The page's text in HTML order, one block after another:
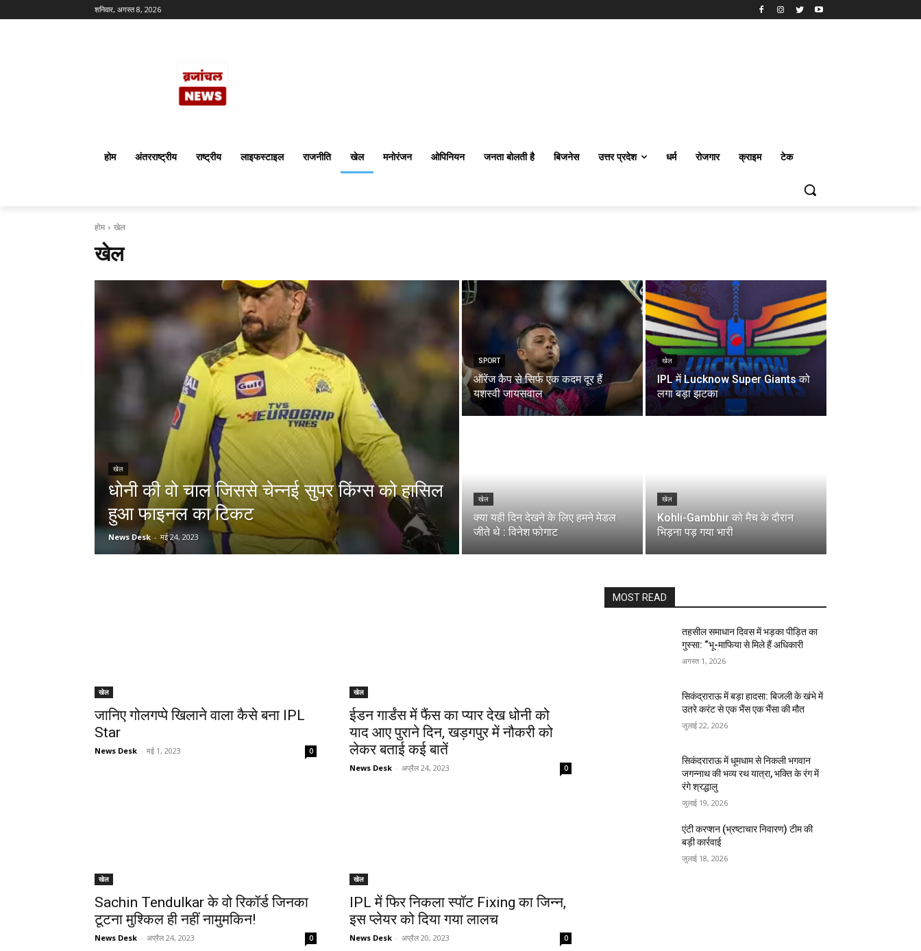
शनिवार, अगस्त 8, 2026
होम अंतरराष्ट्रीय राष्ट्रीय लाइफस्टाइल राजनीति खेल मनोरंजन ओपिनियन जनता बोलती है बिजनेस उत्तर प्रदेश धर्म रोजगार क्राइम टेक
होम खेल
खेल
खेल
धोनी की वो चाल जिससे चेन्नई सुपर किंग्स को हासिल
हुआ फाइनल का टिकट
News Desk - मई 24, 2023
SPORT
ऑरेंज कैप से सिर्फ एक कदम दूर हैं
यशस्वी जायसवाल
खेल
IPL में Lucknow Super Giants को
लगा बड़ा झटका
खेल
क्या यही दिन देखने के लिए हमने मेडल
जीते थे : विनेश फोगाट
खेल
Kohli-Gambhir को मैच के दौरान
भिड़ना पड़ गया भारी
खेल
जानिए गोलगप्पे खिलाने वाला कैसे बना IPL
Star
News Desk - मई 1, 2023 0
खेल
ईडन गार्डंस में फैंस का प्यार देख धोनी को
याद आए पुराने दिन, खड़गपुर में नौकरी को
लेकर बताई कई बातें
News Desk - अप्रैल 24, 2023 0
खेल
Sachin Tendulkar के वो रिकॉर्ड जिनका
टूटना मुश्किल ही नहीं नामुमकिन!
News Desk - अप्रैल 24, 2023 0
खेल
IPL में फिर निकला स्पॉट Fixing का जिन्न,
इस प्लेयर को दिया गया लालच
News Desk - अप्रैल 20, 2023 0
MOST READ
तहसील समाधान दिवस में भड़का पीड़ित का
गुस्सा: “भू-माफिया से मिले हैं अधिकारी
अगस्त 1, 2026
सिकंद्राराऊ में बड़ा हादसा: बिजली के खंभे में
उतरे करंट से एक भैंस एक भैंसा की मौत
जुलाई 22, 2026
सिकंदराराऊ में धूमधाम से निकली भगवान
जगन्नाथ की भव्य रथ यात्रा, भक्ति के रंग में
रंगे श्रद्धालु
जुलाई 19, 2026
एंटी करप्शन (भ्रष्टाचार निवारण) टीम की
बड़ी कार्रवाई
जुलाई 18, 2026